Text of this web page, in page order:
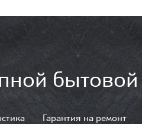
Гарантия на ремонт